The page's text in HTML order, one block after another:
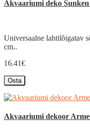
Akvaariumi deko Sunken
Universaalne lahtilõigatav
cm..
16.41€
Osta
Akvaariumi dekoor